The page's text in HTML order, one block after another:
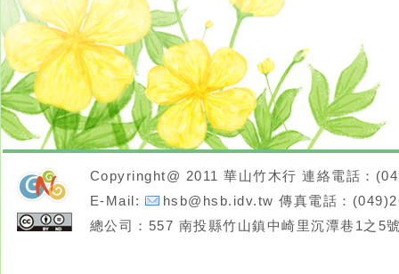
neoGreenleisure
Copyringht@ 2011 華山竹木行 連絡電話：
E-Mail:
hsb@hsb.idv.tw 傳真電話：
總公司：557 南投縣竹山鎮中崎里沉潭巷1之5